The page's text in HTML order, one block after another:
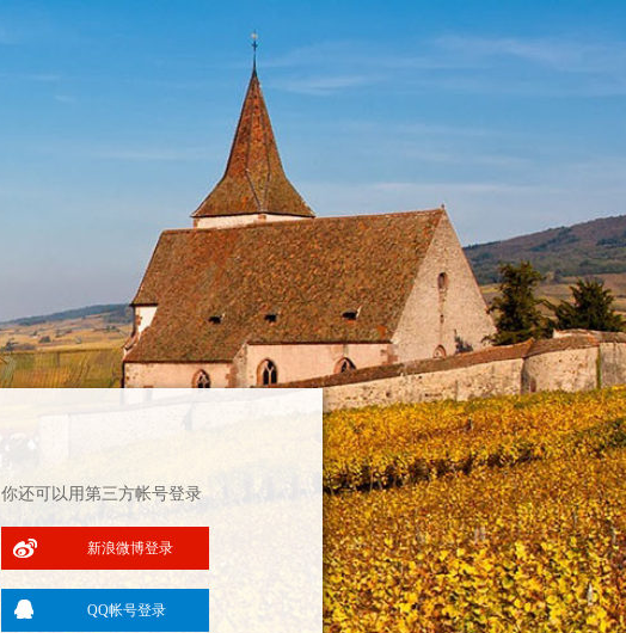
你还可以用第三方帐号登录
新浪微博登录
QQ帐号登录